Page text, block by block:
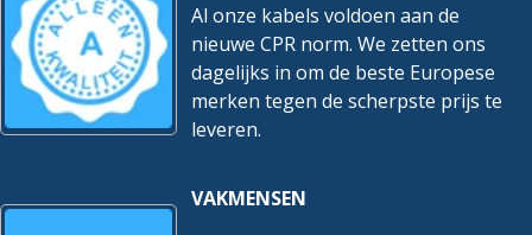
Al onze kabels voldoen aan de
nieuwe CPR norm. We zetten ons
dagelijks in om de beste Europese
merken tegen de scherpste prijs te
leveren.
VAKMENSEN